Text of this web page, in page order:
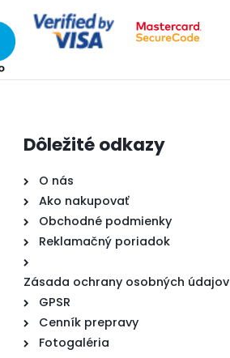
Dôležité odkazy
O nás
Ako nakupovať
Obchodné podmienky
Reklamačný poriadok
Zásada ochrany osobných údajov
GPSR
Cenník prepravy
Fotogaléria